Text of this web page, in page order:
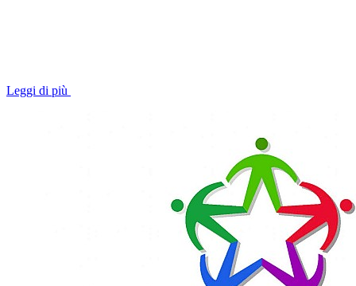
Leggi di più